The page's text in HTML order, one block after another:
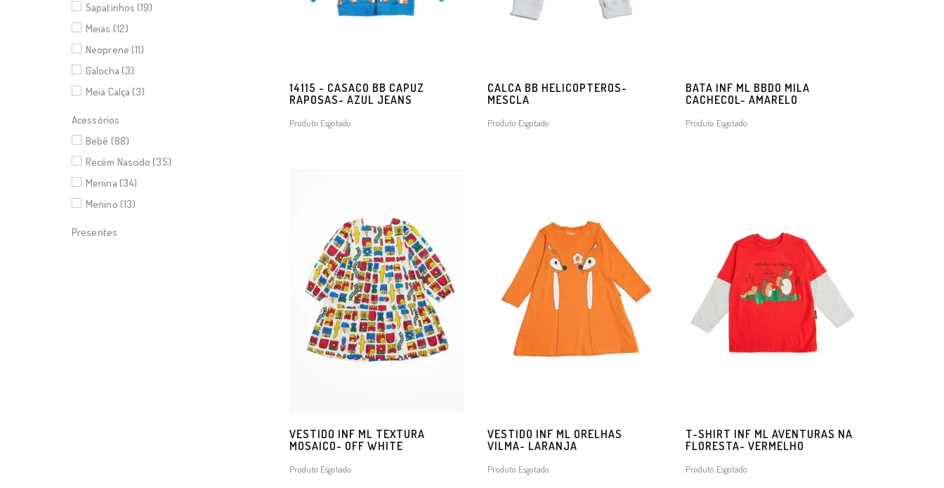
Sapatinhos (19)
Meias (12)
Neoprene (11)
Galocha (3)
Meia Calça (3)
Acessórios
Bebê (88)
Recém Nascido (35)
Menina (34)
Menino (13)
Presentes
14115 - CASACO BB CAPUZ
RAPOSAS- AZUL JEANS
Produto Esgotado
CALCA BB HELICOPTEROS-
MESCLA
Produto Esgotado
BATA INF ML BBDO MILA
CACHECOL- AMARELO
Produto Esgotado
VESTIDO INF ML TEXTURA
MOSAICO- OFF WHITE
Produto Esgotado
VESTIDO INF ML ORELHAS
VILMA- LARANJA
Produto Esgotado
T-SHIRT INF ML AVENTURAS NA
FLORESTA- VERMELHO
Produto Esgotado